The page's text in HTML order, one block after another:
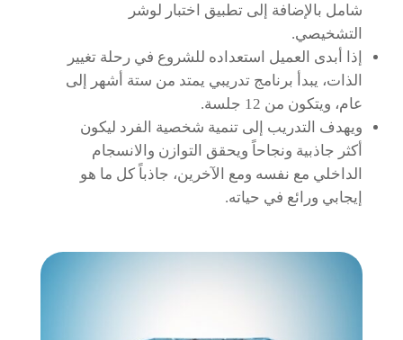
شامل بالإضافة إلى تطبيق اختبار لوشر
التشخيصي.
إذا أبدى العميل استعداده للشروع في رحلة تغيير
الذات، يبدأ برنامج تدريبي يمتد من ستة أشهر إلى
عام، ويتكون من 12 جلسة.
ويهدف التدريب إلى تنمية شخصية الفرد ليكون
أكثر جاذبية ونجاحاً ويحقق التوازن والانسجام
الداخلي مع نفسه ومع الآخرين، جاذباً كل ما هو
إيجابي ورائع في حياته.